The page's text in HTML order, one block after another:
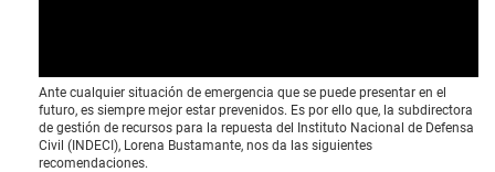
Ante cualquier situación de emergencia que se puede presentar en el
futuro, es siempre mejor estar prevenidos. Es por ello que, la subdirectora
de gestión de recursos para la repuesta del Instituto Nacional de Defensa
Civil (INDECI), Lorena Bustamante, nos da las siguientes
recomendaciones.